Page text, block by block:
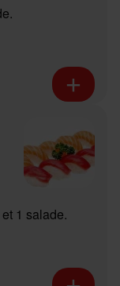
1 salade.